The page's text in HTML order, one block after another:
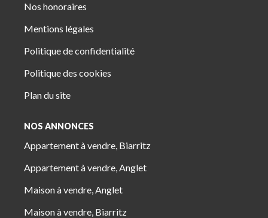
Nos honoraires
Mentions légales
Politique de confidentialité
Politique des cookies
Plan du site
NOS ANNONCES
Appartement à vendre, Biarritz
Appartement à vendre, Anglet
Maison à vendre, Anglet
Maison à vendre, Biarritz